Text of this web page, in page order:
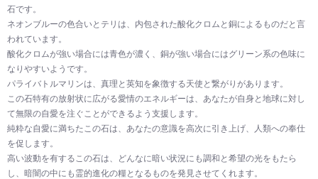
石です。
ネオンブルーの色合いとテリは、内包された酸化クロムと銅によるものだと言
われています。
酸化クロムが強い場合には青色が濃く、銅が強い場合にはグリーン系の色味に
なりやすいようです。
パライバトルマリンは、真理と英知を象徴する天使と繋がりがあります。
この石特有の放射状に広がる愛情のエネルギーは、あなたが自身と地球に対し
て無限の自愛を注ぐことができるよう支援します。
純粋な自愛に満ちたこの石は、あなたの意識を高次に引き上げ、人類への奉仕
を促します。
高い波動を有するこの石は、どんなに暗い状況にも調和と希望の光をもたら
し、暗闇の中にも霊的進化の糧となるものを発見させてくれます。